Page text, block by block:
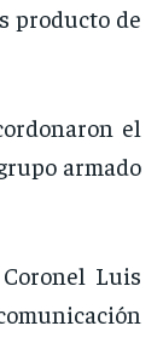
producto de
el
armado
Luis